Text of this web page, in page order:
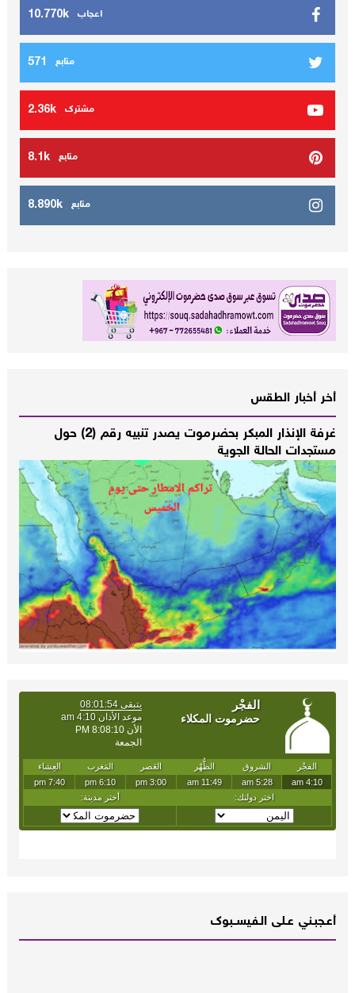
10.770k اعجاب
571 متابع
2.36k مشترك
8.1k متابع
8.890k متابع
أخر أخبار الطقس
غرفة الإنذار المبكر بحضرموت يصدر تنبيه رقم (2) حول
مستجدات الحالة الجوية
أعـــجبــني عـــلى الــفــيســــبوك